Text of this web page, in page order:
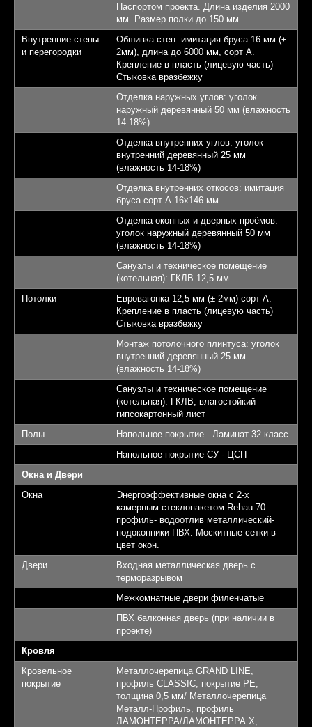
Паспортом проекта. Длина изделия 2000
мм. Размер полки до 150 мм.
Внутренние стены
и перегородки
Обшивка стен: имитация бруса 16 мм (±
2мм), длина до 6000 мм, сорт А.
Крепление в пласть (лицевую часть)
Стыковка вразбежку
Отделка наружных углов: уголок
наружный деревянный 50 мм (влажность
14-18%)
Отделка внутренних углов: уголок
внутренний деревянный 25 мм
(влажность 14-18%)
Отделка внутренних откосов: имитация
бруса сорт А 16х146 мм
Отделка оконных и дверных проёмов:
уголок наружный деревянный 50 мм
(влажность 14-18%)
Санузлы и техническое помещение
(котельная): ГКЛВ 12,5 мм
Потолки
Евровагонка 12,5 мм (± 2мм) сорт А.
Крепление в пласть (лицевую часть)
Стыковка вразбежку
Монтаж потолочного плинтуса: уголок
внутренний деревянный 25 мм
(влажность 14-18%)
Санузлы и техническое помещение
(котельная): ГКЛВ, влагостойкий
гипсокартонный лист
Полы
Напольное покрытие - Ламинат 32 класс
Напольное покрытие СУ - ЦСП
Окна и Двери
Окна
Энергоэффективные окна с 2-х
камерным стеклопакетом Rehau 70
профиль- водоотлив металлический-
подоконники ПВХ. Москитные сетки в
цвет окон.
Двери
Входная металлическая дверь с
терморазрывом
Межкомнатные двери филенчатые
ПВХ балконная дверь (при наличии в
проекте)
Кровля
Кровельное
покрытие
Металлочерепица GRAND LINE,
профиль CLASSIC, покрытие PE,
толщина 0,5 мм/ Металлочерепица
Металл-Профиль, профиль
ЛАМОНТЕРРА/ЛАМОНТЕРРА Х,